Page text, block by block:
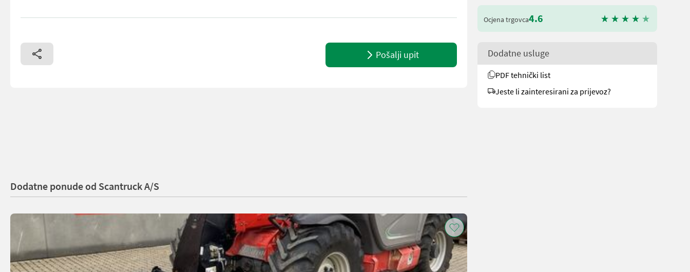
== More details (EN) == Classification: B
Pošalji upit
Ocjena trgovca4.6
Dodatne usluge
PDF tehnički list
Jeste li zainteresirani za prijevoz?
Dodatne ponude od Scantruck A/S